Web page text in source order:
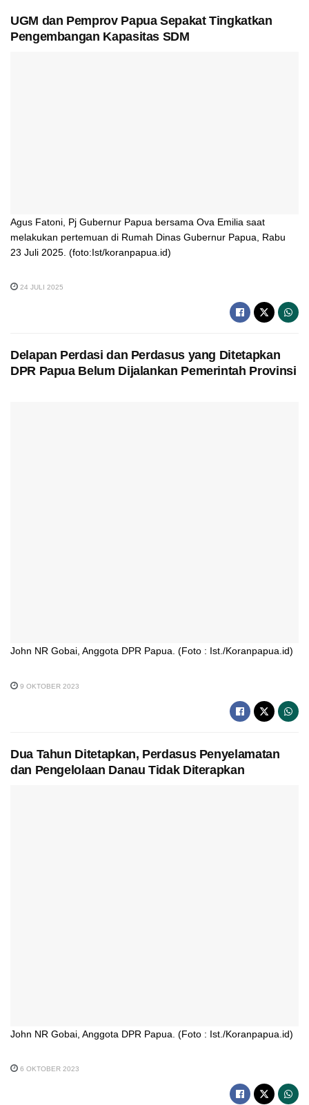
UGM dan Pemprov Papua Sepakat Tingkatkan
Pengembangan Kapasitas SDM
Agus Fatoni, Pj Gubernur Papua bersama Ova Emilia saat
melakukan pertemuan di Rumah Dinas Gubernur Papua, Rabu
23 Juli 2025. (foto:Ist/koranpapua.id)
24 JULI 2025
Delapan Perdasi dan Perdasus yang Ditetapkan
DPR Papua Belum Dijalankan Pemerintah Provinsi
John NR Gobai, Anggota DPR Papua. (Foto : Ist./Koranpapua.id)
9 OKTOBER 2023
Dua Tahun Ditetapkan, Perdasus Penyelamatan
dan Pengelolaan Danau Tidak Diterapkan
John NR Gobai, Anggota DPR Papua. (Foto : Ist./Koranpapua.id)
6 OKTOBER 2023